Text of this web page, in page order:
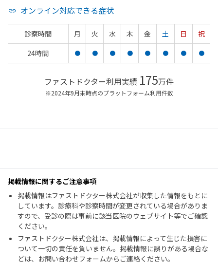
オンライン対応できる症状
診察時間 月 火 水 木 金 土 日
祝
24時間
● ● ● ● ● ● ● ●
ファストドクター利用実績 175万件
※2024年9月末時点のプラットフォーム利用件数
掲載情報に関するご注意事項
掲載情報はファストドクター株式会社が収集した情報をもとに
しています。診療科や診察時間が変更されている場合がありま
すので、受診の際は事前に該当医院のウェブサイト等でご確認
ください。
ファストドクター株式会社は、掲載情報によって生じた損害に
ついて一切の責任を負いません。掲載情報に誤りがある場合な
どは、お問い合わせフォームからご連絡ください。